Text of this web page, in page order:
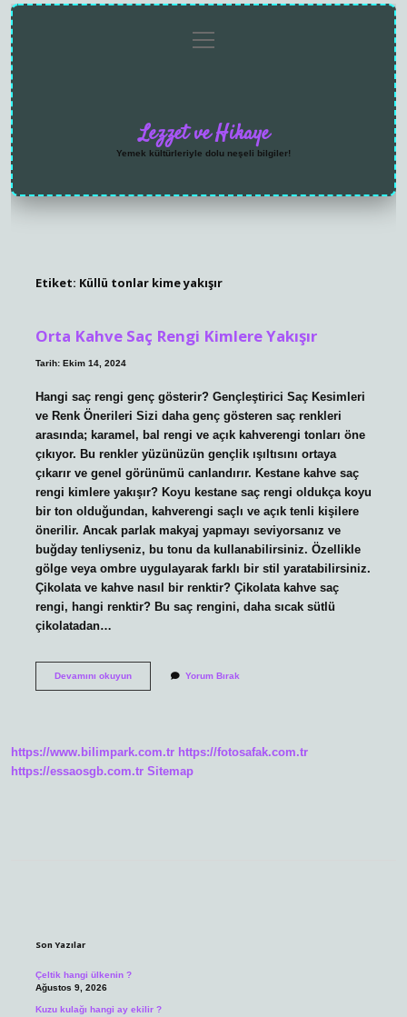
menüyü
aç
Lezzet ve Hikaye
Yemek kültürleriyle dolu neşeli bilgiler!
Etiket: Küllü tonlar kime yakışır
Orta Kahve Saç Rengi Kimlere Yakışır
Tarih: Ekim 14, 2024
Hangi saç rengi genç gösterir? Gençleştirici Saç Kesimleri
ve Renk Önerileri Sizi daha genç gösteren saç renkleri
arasında; karamel, bal rengi ve açık kahverengi tonları öne
çıkıyor. Bu renkler yüzünüzün gençlik ışıltısını ortaya
çıkarır ve genel görünümü canlandırır. Kestane kahve saç
rengi kimlere yakışır? Koyu kestane saç rengi oldukça koyu
bir ton olduğundan, kahverengi saçlı ve açık tenli kişilere
önerilir. Ancak parlak makyaj yapmayı seviyorsanız ve
buğday tenliyseniz, bu tonu da kullanabilirsiniz. Özellikle
gölge veya ombre uygulayarak farklı bir stil yaratabilirsiniz.
Çikolata ve kahve nasıl bir renktir? Çikolata kahve saç
rengi, hangi renktir? Bu saç rengini, daha sıcak sütlü
çikolatadan…
Devamını okuyunOrta
Yorum Bırak
https://www.bilimpark.com.tr https://fotosafak.com.tr
https://essaosgb.com.tr Sitemap
Son Yazılar
Çeltik hangi ülkenin ?
Ağustos 9, 2026
Kuzu kulağı hangi ay ekilir ?